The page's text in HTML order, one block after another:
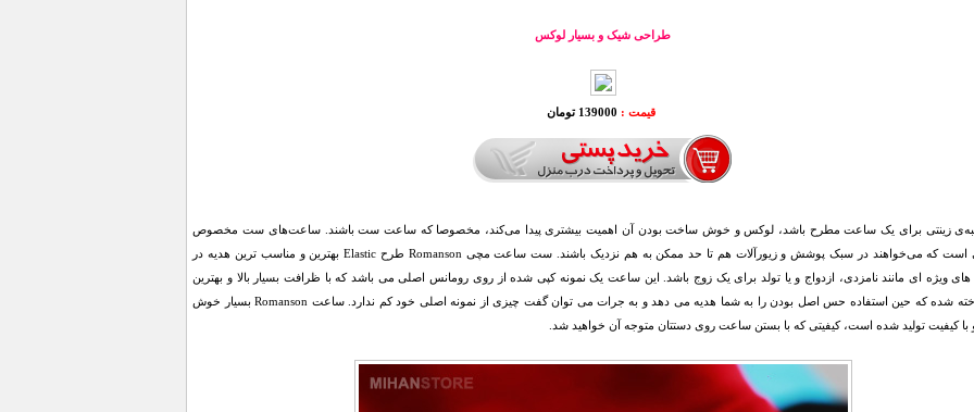
طراحی شیک و بسیار لوکس
قیمت : 139000 تومان
زینتی برای یک ساعت مطرح باشد، لوکس و خوش ساخت بودن آن اهمیت بیشتری پیدا می‌کند، مخصوصا که ساعت ست باشند. ساعت‌های ست مخصوص
زوج‌هایی است که می‌خواهند در سبک پوشش و زیورآلات هم تا حد ممکن به هم نزدیک باشند. ست ساعت مچی Romanson طرح Elastic بهترین و مناسب ترین هدیه در
ویژه ای مانند نامزدی، ازدواج و یا تولد برای یک زوج باشد. این ساعت یک نمونه کپی شده از روی رومانس اصلی می باشد که با ظرافت بسیار بالا و بهترین
مواد ساخته شده که حین استفاده حس اصل بودن را به شما هدیه می دهد و به جرات می توان گفت چیزی از نمونه اصلی خود کم ندارد. ساعت Romanson بسیار خوش
کیفیت تولید شده است، کیفیتی که با بستن ساعت روی دستتان متوجه آن خواهید شد.